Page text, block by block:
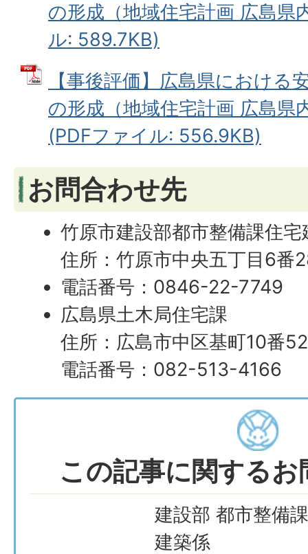
の形成（地域住宅計画 広島県
ル: 589.7KB)
【事後評価】広島県における
の形成（地域住宅計画 広島県
(PDFファイル: 556.9KB)
お問合わせ先
竹原市建設部都市整備課住宅
住所：竹原市中央五丁目6番
電話番号：0846-22-7749
広島県土木局住宅課
住所：広島市中区基町10番
電話番号：082-513-4166
この記事に関する
建設部 都市整備
建築係